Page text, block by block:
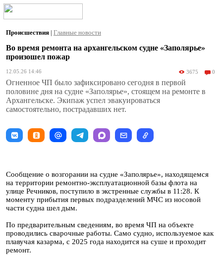
Происшествия | Главные новости
Во время ремонта на архангельском судне «Заполярье»
произошел пожар
12.05.26 14:46 3675 0
Огненное ЧП было зафиксировано сегодня в первой
половине дня на судне «Заполярье», стоящем на ремонте в
Архангельске. Экипаж успел эвакуироваться
самостоятельно, пострадавших нет.
Сообщение о возгорании на судне «Заполярье», находящемся
на территории ремонтно-эксплуатационной базы флота на
улице Речников, поступило в экстренные службы в 11:28. К
моменту прибытия первых подразделений МЧС из носовой
части судна шел дым.
По предварительным сведениям, во время ЧП на объекте
проводились сварочные работы. Само судно, используемое как
плавучая казарма, с 2025 года находится на суше и проходит
ремонт.